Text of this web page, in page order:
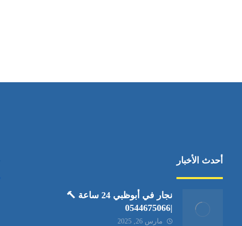
أحدث الأخبار
نجار في أبوظبي 24 ساعة 🔨
|0544675066
مارس 26, 2025